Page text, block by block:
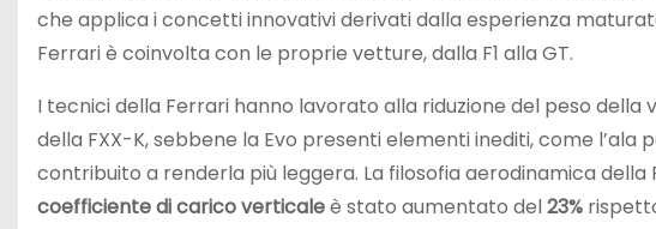
che applica i concetti innovativi derivati dalla esperienza
Ferrari è coinvolta con le proprie vetture, dalla F1 alla GT.
I tecnici della Ferrari hanno lavorato alla riduzione del peso
della FXX-K, sebbene la Evo presenti elementi inediti, come l’ala
contribuito a renderla più leggera. La filosofia aerodinamica
coefficiente di carico verticaleè stato aumentato del23%